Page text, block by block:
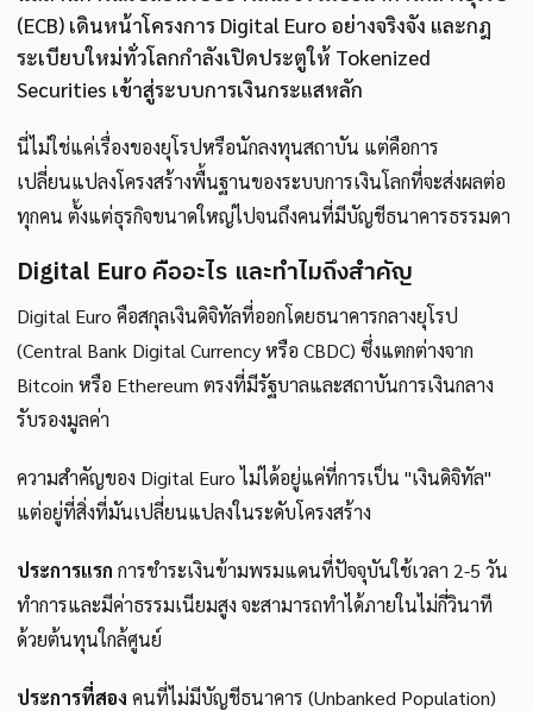
(ECB) เดินหน้าโครงการ Digital Euro อย่างจริงจัง และกฎ
ระเบียบใหม่ทั่วโลกกำลังเปิดประตูให้ Tokenized
Securities เข้าสู่ระบบการเงินกระแสหลัก
นี่ไม่ใช่แค่เรื่องของยุโรปหรือนักลงทุนสถาบัน แต่คือการ
เปลี่ยนแปลงโครงสร้างพื้นฐานของระบบการเงินโลกที่จะส่งผลต่อ
ทุกคน ตั้งแต่ธุรกิจขนาดใหญ่ไปจนถึงคนที่มีบัญชีธนาคารธรรมดา
Digital Euro คืออะไร และทำไมถึงสำคัญ
Digital Euro คือสกุลเงินดิจิทัลที่ออกโดยธนาคารกลางยุโรป
(Central Bank Digital Currency หรือ CBDC) ซึ่งแตกต่างจาก
Bitcoin หรือ Ethereum ตรงที่มีรัฐบาลและสถาบันการเงินกลาง
รับรองมูลค่า
ความสำคัญของ Digital Euro ไม่ได้อยู่แค่ที่การเป็น "เงินดิจิทัล"
แต่อยู่ที่สิ่งที่มันเปลี่ยนแปลงในระดับโครงสร้าง
ประการแรก การชำระเงินข้ามพรมแดนที่ปัจจุบันใช้เวลา 2-5 วัน
ทำการและมีค่าธรรมเนียมสูง จะสามารถทำได้ภายในไม่กี่วินาที
ด้วยต้นทุนใกล้ศูนย์
ประการที่สอง คนที่ไม่มีบัญชีธนาคาร (Unbanked Population)